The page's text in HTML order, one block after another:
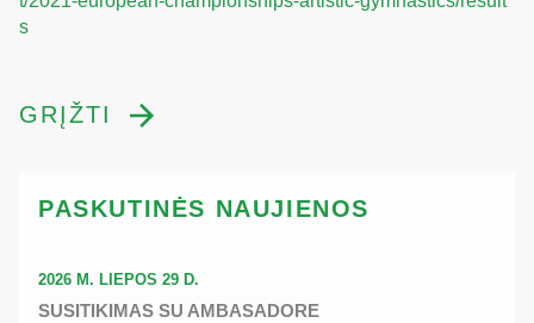
s
GRĮŽTI
PASKUTINĖS NAUJIENOS
2026 M. LIEPOS 29 D.
SUSITIKIMAS SU AMBASADORE